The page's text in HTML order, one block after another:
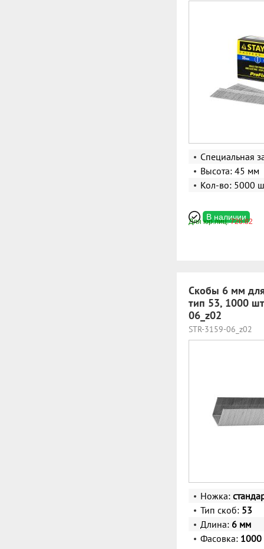
Специальная
Высота: 45 мм
Кол-во: 5000
В наличии
Для юр.лиц:726.82
Скобы 6 мм
тип 53, 1000
06_z02
STR-3159-06_z02
Ножка:
Тип скоб: 53
Длина: 6 мм
Фасовка: 1000